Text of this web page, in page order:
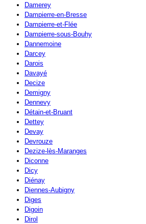
Damerey
Dampierre-en-Bresse
Dampierre-et-Flée
Dampierre-sous-Bouhy
Dannemoine
Darcey
Darois
Davayé
Decize
Demigny
Dennevy
Détain-et-Bruant
Dettey
Devay
Devrouze
Dezize-lès-Maranges
Diconne
Dicy
Diénay
Diennes-Aubigny
Diges
Digoin
Dirol